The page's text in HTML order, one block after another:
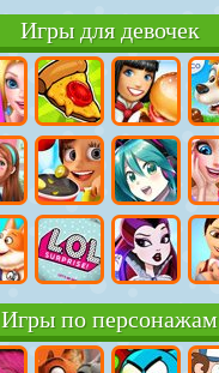
Игры для девочек
Игры по персонажам